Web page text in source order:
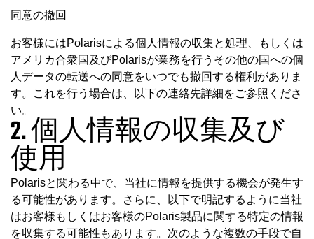
同意の撤回
お客様にはPolarisによる個人情報の収集と処理、もしくは
アメリカ合衆国及びPolarisが業務を行うその他の国への個
人データの転送への同意をいつでも撤回する権利がありま
す。これを行う場合は、以下の連絡先詳細をご参照くださ
い。
2. 個人情報の収集及び
使用
Polarisと関わる中で、当社に情報を提供する機会が発生す
る可能性があります。さらに、以下で明記するように当社
はお客様もしくはお客様のPolaris製品に関する特定の情報
を収集する可能性もあります。次のような複数の手段で自